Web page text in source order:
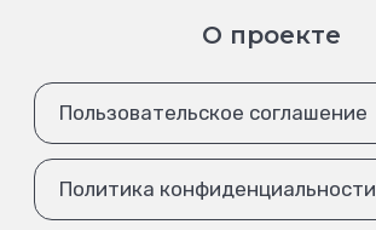
О проекте
Пользовательское соглашение
Политика конфиденциальности